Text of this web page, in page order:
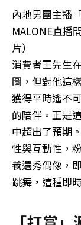
內地男團主播
MALONE直播
片）
消費者王先生
圖，但對他這
獲得平時遙不
的陪伴。正是
中超出了預期
性與互動性，
養選秀偶像，
跳舞，這種即